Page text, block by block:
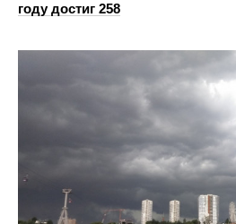
году достиг 258